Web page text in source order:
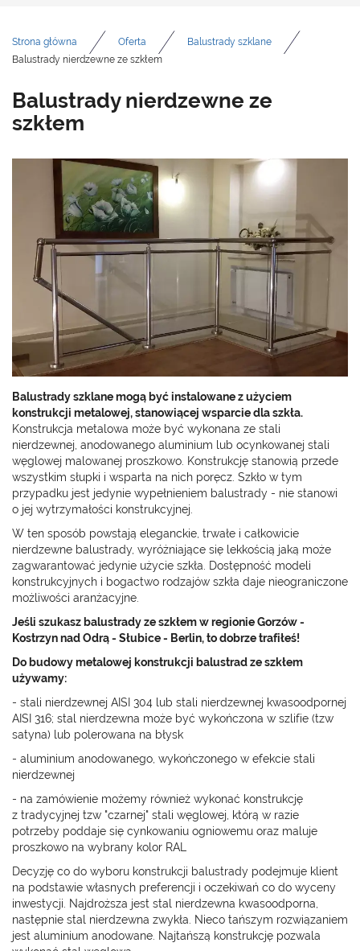
Strona główna Oferta
Balustrady szklane
Balustrady nierdzewne ze szkłem
Balustrady nierdzewne ze
szkłem
Balustrady szklane mogą być instalowane z użyciem
konstrukcji metalowej, stanowiącej wsparcie dla szkła.
Konstrukcja metalowa może być wykonana ze stali
nierdzewnej, anodowanego aluminium lub ocynkowanej stali
węglowej malowanej proszkowo. Konstrukcję stanowią przede
wszystkim słupki i wsparta na nich poręcz. Szkło w tym
przypadku jest jedynie wypełnieniem balustrady - nie stanowi
o jej wytrzymałości konstrukcyjnej.
W ten sposób powstają eleganckie, trwałe i całkowicie
nierdzewne balustrady, wyróżniające się lekkością jaką może
zagwarantować jedynie użycie szkła. Dostępność modeli
konstrukcyjnych i bogactwo rodzajów szkła daje nieograniczone
możliwości aranżacyjne.
Jeśli szukasz balustrady ze szkłem w regionie Gorzów -
Kostrzyn nad Odrą - Słubice - Berlin, to dobrze trafiłeś!
Do budowy metalowej konstrukcji balustrad ze szkłem
używamy:
- stali nierdzewnej AISI 304 lub stali nierdzewnej kwasoodpornej
AISI 316; stal nierdzewna może być wykończona w szlifie (tzw
satyna) lub polerowana na błysk
- aluminium anodowanego, wykończonego w efekcie stali
nierdzewnej
- na zamówienie możemy również wykonać konstrukcję
z tradycyjnej tzw "czarnej" stali węglowej, którą w razie
potrzeby poddaje się cynkowaniu ogniowemu oraz maluje
proszkowo na wybrany kolor RAL
Decyzję co do wyboru konstrukcji balustrady podejmuje klient
na podstawie własnych preferencji i oczekiwań co do wyceny
inwestycji. Najdroższa jest stal nierdzewna kwasoodporna,
następnie stal nierdzewna zwykła. Nieco tańszym rozwiązaniem
jest aluminium anodowane. Najtańszą konstrukcję pozwala